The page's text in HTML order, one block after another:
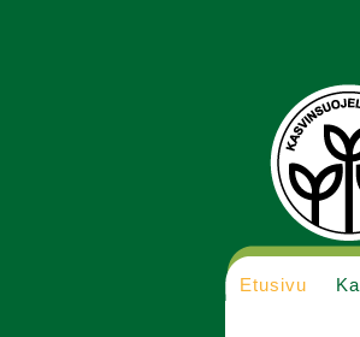
Etusivu